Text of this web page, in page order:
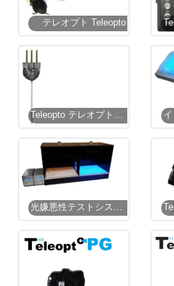
テレオプト Teleopto
Teleopto テレオプト LEDカニューラ
光嫌悪性テストシステム